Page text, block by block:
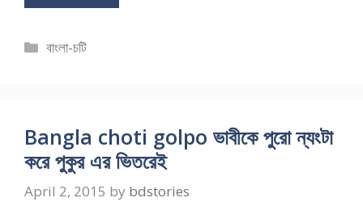
Categories
বাংলা-চটি
Bangla choti golpo ভাবীকে পুরো ন্যংটা
করে পুকুর এর ভিতরেই
April 2, 2015 by bdstories